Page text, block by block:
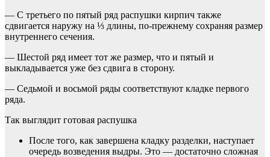
— С третьего по пятый ряд распушки кирпич также
сдвигается наружу на ⅓ длины, по-прежнему сохраняя размер
внутреннего сечения.
— Шестой ряд имеет тот же размер, что и пятый и
выкладывается уже без сдвига в сторону.
— Седьмой и восьмой ряды соответствуют кладке первого
ряда.
Так выглядит готовая распушка
После того, как завершена кладку разделки, наступает
очередь возведения выдры. Это — достаточно сложная